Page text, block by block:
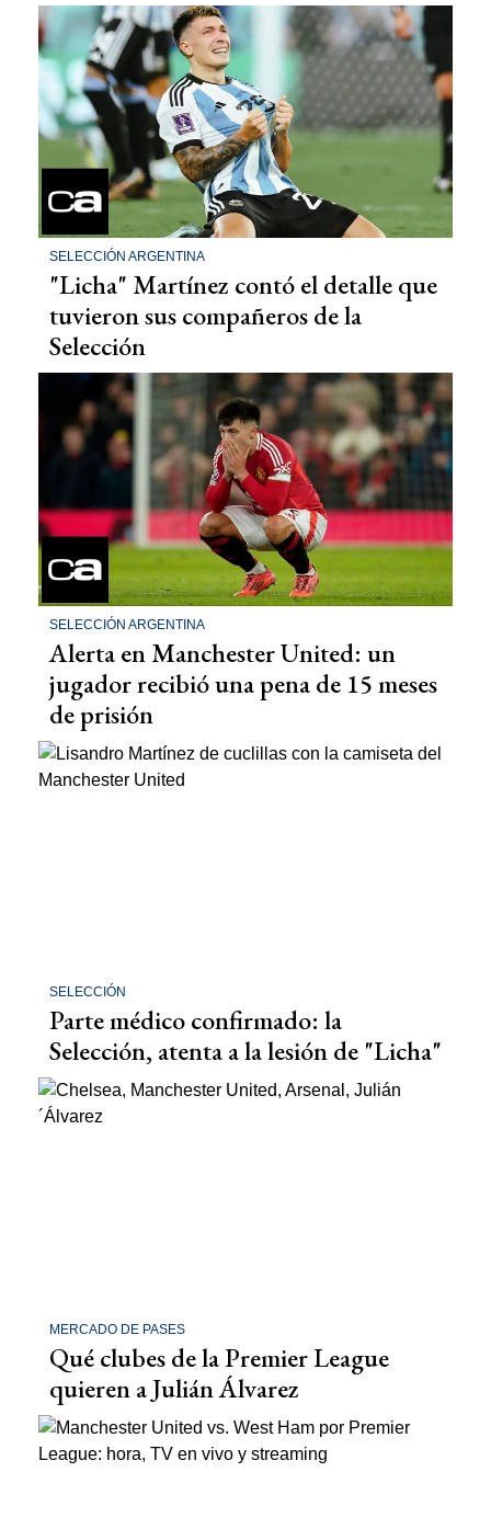
SELECCIÓN ARGENTINA
"Licha" Martínez contó el detalle que
tuvieron sus compañeros de la
Selección
SELECCIÓN ARGENTINA
Alerta en Manchester United: un
jugador recibió una pena de 15 meses
de prisión
SELECCIÓN
Parte médico confirmado: la
Selección, atenta a la lesión de "Licha"
MERCADO DE PASES
Qué clubes de la Premier League
quieren a Julián Álvarez